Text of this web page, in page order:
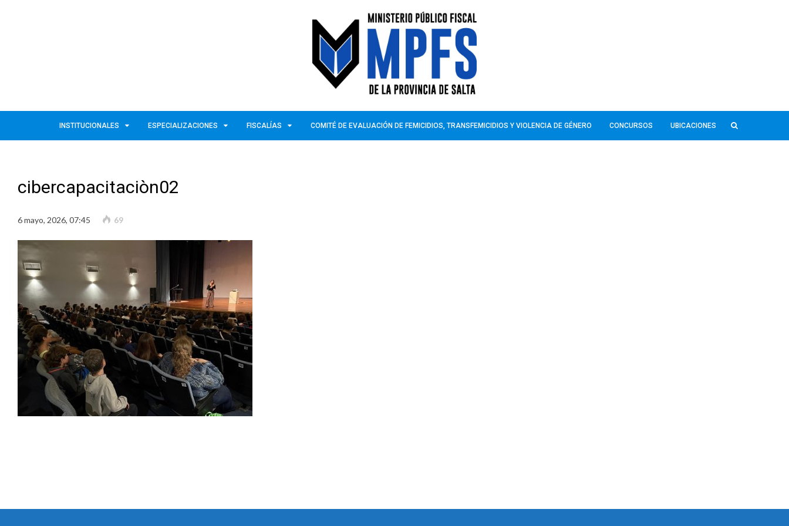
INSTITUCIONALES ESPECIALIZACIONES FISCALÍAS COMITÉ DE EVALUACIÓN DE FEMICIDIOS, TRANSFEMICIDIOS Y VIOLENCIA DE GÉNERO CONCURSOS UBICACIONES
cibercapacitaciòn02
6 mayo, 2026, 07:45 69